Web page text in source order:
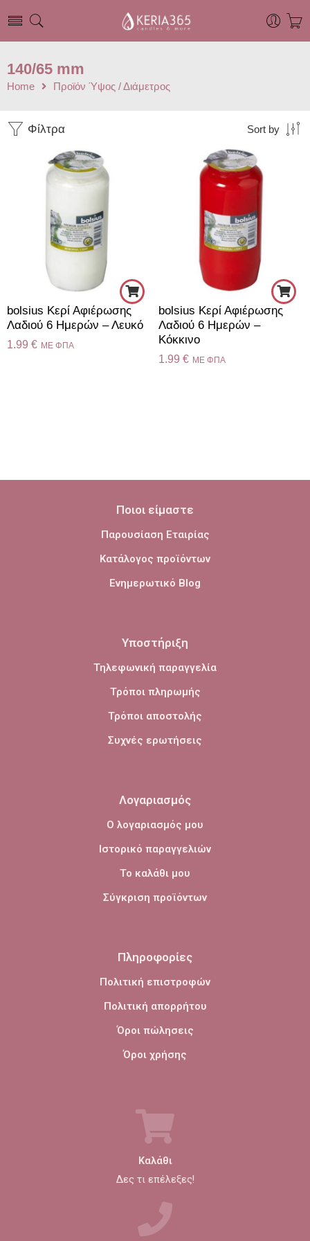
140/65 mm
Home Προϊόν Ύψος / Διάμετρος
Φίλτρα Sort by
bolsius Κερί Αφιέρωσης
Λαδιού 6 Ημερών – Λευκό
1.99 € ME ΦΠΑ
bolsius Κερί Αφιέρωσης
Λαδιού 6 Ημερών –
Κόκκινο
1.99 € ME ΦΠΑ
Ποιοι είμαστε
Παρουσίαση Εταιρίας
Κατάλογος προϊόντων
Ενημερωτικό Blog
Υποστήριξη
Τηλεφωνική παραγγελία
Τρόποι πληρωμής
Τρόποι αποστολής
Συχνές ερωτήσεις
Λογαριασμός
Ο λογαριασμός μου
Ιστορικό παραγγελιών
Το καλάθι μου
Σύγκριση προϊόντων
Πληροφορίες
Πολιτική επιστροφών
Πολιτική απορρήτου
Όροι πώλησεις
Όροι χρήσης
Καλάθι
Δες τι επέλεξες!